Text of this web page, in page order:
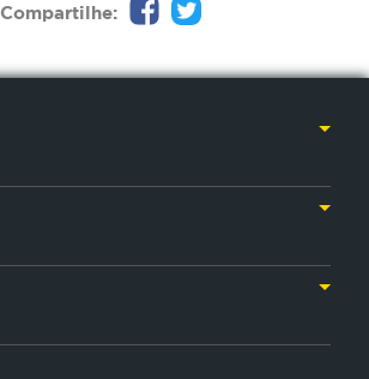
Compartilhe: